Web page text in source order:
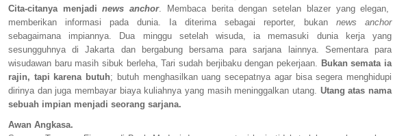
Cita-citanya menjadinews anchor. Membaca berita dengan setelan blazer yang elegan,
memberikan informasi pada dunia. Ia diterima sebagai reporter, bukan news anchor
sebagaimana impiannya. Dua minggu setelah wisuda, ia memasuki dunia kerja yang
sesungguhnya di Jakarta dan bergabung bersama para sarjana lainnya. Sementara para
wisudawan baru masih sibuk berleha, Tari sudah berjibaku dengan pekerjaan. Bukan semata ia
rajin, tapi karena butuh; butuh menghasilkan uang secepatnya agar bisa segera menghidupi
dirinya dan juga membayar biaya kuliahnya yang masih meninggalkan utang. Utang atas nama
sebuah impian menjadi seorang sarjana.
Awan Angkasa.